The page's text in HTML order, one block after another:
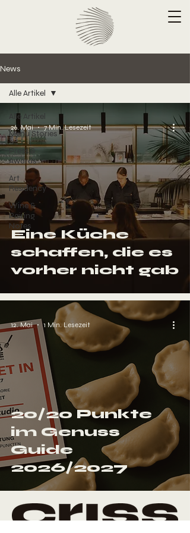
News
Alle Artikel
Menu Stories
Press &
Awards
Art
Residency
Wine &
Pairing
Notes
Alle Artikel
Eine Küche
schaffen, die es
vorher nicht gab
26. Mai 7 Min. Lesezeit
20/20 Punkte
im Genuss
Guide
2026/2027
12. Mai 1 Min. Lesezeit